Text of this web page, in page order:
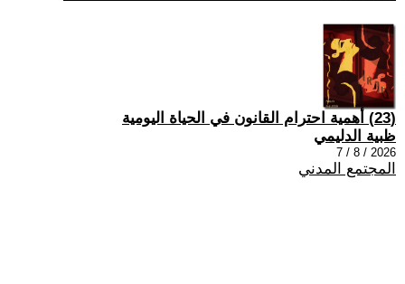
(23) أهمية احترام القانون في الحياة اليومية
ظبية الدليمي
2026 / 8 / 7
المجتمع المدني